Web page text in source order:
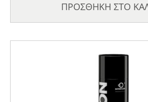
ΠΡΟΣΘΗΚΗ ΣΤΟ